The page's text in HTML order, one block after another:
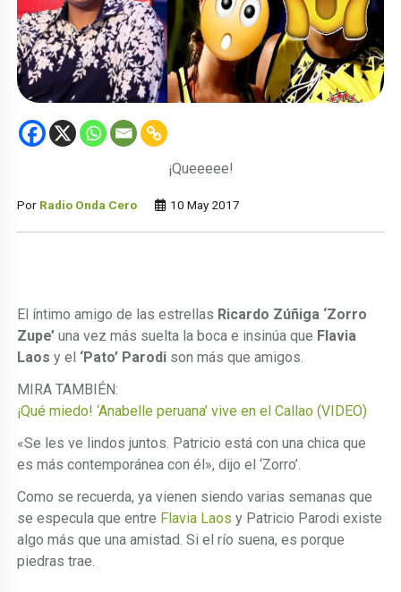
¡Queeeee!
Por Radio Onda Cero 10 May 2017
El íntimo amigo de las estrellas Ricardo Zúñiga ‘Zorro
Zupe’ una vez más suelta la boca e insinúa que Flavia
Laos y el ‘Pato’ Parodi son más que amigos.
MIRA TAMBIÉN:
¡Qué miedo! ‘Anabelle peruana’ vive en el Callao (VIDEO)
«Se les ve lindos juntos. Patricio está con una chica que
es más contemporánea con él», dijo el ‘Zorro’.
Como se recuerda, ya vienen siendo varias semanas que
se especula que entre Flavia Laos y Patricio Parodi existe
algo más que una amistad. Si el río suena, es porque
piedras trae.